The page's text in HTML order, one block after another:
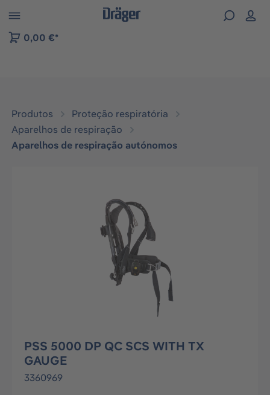
to B2B platform navigation
0,00 €*
Produtos
Proteção respiratória
Aparelhos de respiração
Aparelhos de respiração autónomos
Ignorar galeria de imagens
PSS 5000 DP QC SCS WITH TX
GAUGE
3360969